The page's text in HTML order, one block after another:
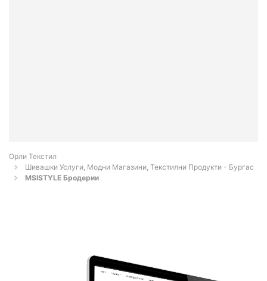
Орли Текстил
Шивашки Услуги, Модни Магазини, Текстилни Продукти - Бургас
MSISTYLE Бродерии